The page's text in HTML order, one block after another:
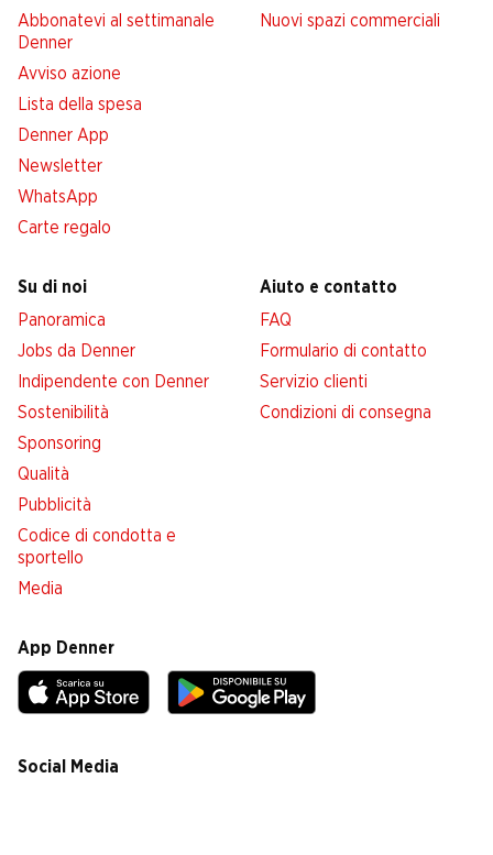
Abbonatevi al settimanale
Denner
Avviso azione
Lista della spesa
Denner App
Newsletter
WhatsApp
Carte regalo
Nuovi spazi commerciali
Su di noi
Panoramica
Jobs da Denner
Indipendente con Denner
Sostenibilità
Sponsoring
Qualità
Pubblicità
Codice di condotta e
sportello
Media
Aiuto e contatto
FAQ
Formulario di contatto
Servizio clienti
Condizioni di consegna
App Denner
Social Media